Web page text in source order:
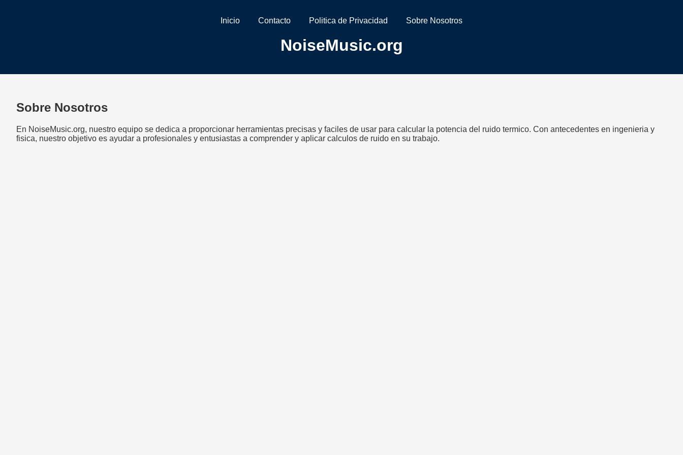
Inicio Contacto Politica de Privacidad Sobre Nosotros
NoiseMusic.org
Sobre Nosotros
En NoiseMusic.org, nuestro equipo se dedica a proporcionar herramientas precisas y faciles de usar para calcular la potencia del ruido termico. Con antecedentes en ingenieria y
fisica, nuestro objetivo es ayudar a profesionales y entusiastas a comprender y aplicar calculos de ruido en su trabajo.